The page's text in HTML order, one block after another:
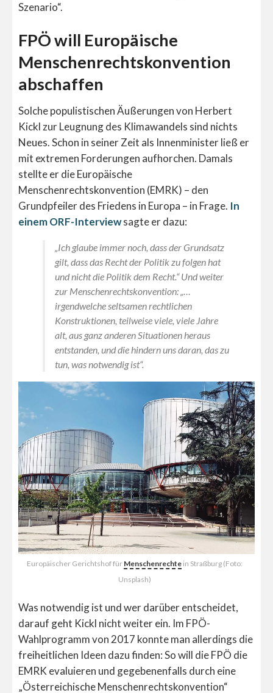
Szenario“.
FPÖ will Europäische
Menschenrechtskonvention
abschaffen
Solche populistischen Äußerungen von Herbert
Kickl zur Leugnung des Klimawandels sind nichts
Neues. Schon in seiner Zeit als Innenminister ließ er
mit extremen Forderungen aufhorchen. Damals
stellte er die Europäische
Menschenrechtskonvention (EMRK) – den
Grundpfeiler des Friedens in Europa – in Frage. In
einem ORF-Interviewsagte er dazu:
„Ich glaube immer noch, dass der Grundsatz
gilt, dass das Recht der Politik zu folgen hat
und nicht die Politik dem Recht.“Und weiter
zur Menschenrechtskonvention:„…
irgendwelche seltsamen rechtlichen
Konstruktionen, teilweise viele, viele Jahre
alt, aus ganz anderen Situationen heraus
entstanden, und die hindern uns daran, das zu
tun, was notwendig ist“.
Europäischer Gerichtshof für Menschenrechte in Straßburg (Foto:
Unsplash)
Was notwendig ist und wer darüber entscheidet,
darauf geht Kickl nicht weiter ein. Im FPÖ-
Wahlprogramm von 2017 konnte man allerdings die
freiheitlichen Ideen dazu finden: So will die FPÖ die
EMRK evaluieren und gegebenenfalls durch eine
„Österreichische Menschenrechtskonvention“